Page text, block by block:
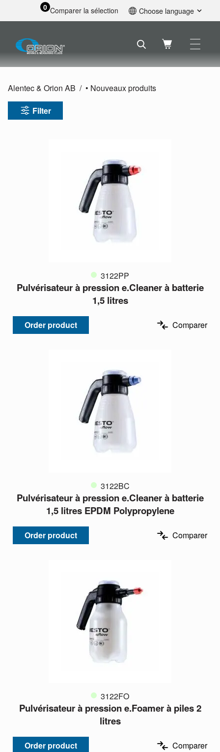
0 Comparer la sélection Choose language
Svenska
Nederlands
Deutsch
Alentec & Orion AB • Nouveaux produits
Filter
3122PP
Pulvérisateur à pression e.Cleaner à batterie
1,5 litres
Order product Comparer
3122BC
Pulvérisateur à pression e.Cleaner à batterie
1,5 litres EPDM Polypropylene
Order product Comparer
3122FO
Pulvérisateur à pression e.Foamer à piles 2
litres
Order product Comparer